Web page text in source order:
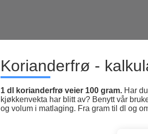
Korianderfrø -
1 dl korianderfrø veier 100 gram. Har
kjøkkenvekta har blitt av? Benytt vår
og volum i matlaging. Fra gram til dl og